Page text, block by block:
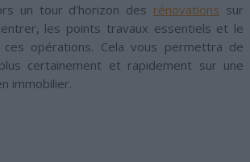
un tour d’horizon des rénovations sur
les points travaux essentiels et le
opérations. Cela vous permettra de
certainement et rapidement sur une
immobilier.